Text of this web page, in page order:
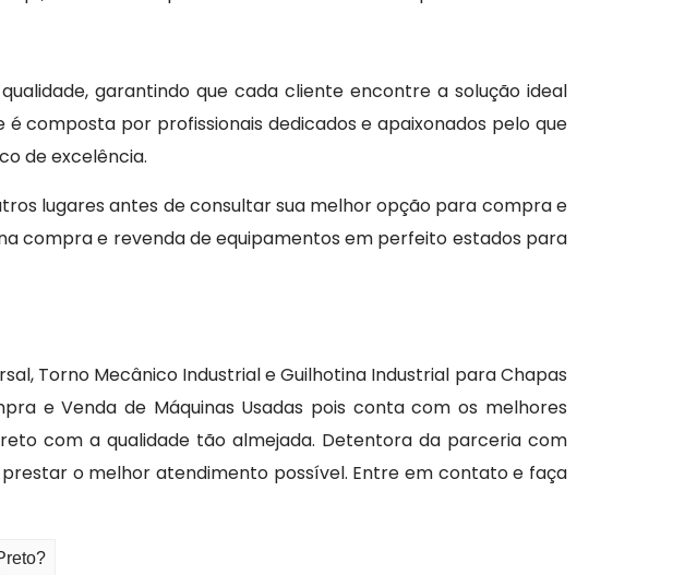
garantindo que cada cliente encontre a solução ideal
composta por profissionais dedicados e apaixonados pelo que
de excelência.
lugares antes de consultar sua melhor opção para compra e
compra e revenda de equipamentos em perfeito estados para
Torno Mecânico Industrial e Guilhotina Industrial para Chapas
e Venda de Máquinas Usadas pois conta com os melhores
com a qualidade tão almejada. Detentora da parceria com
o melhor atendimento possível. Entre em contato e faça